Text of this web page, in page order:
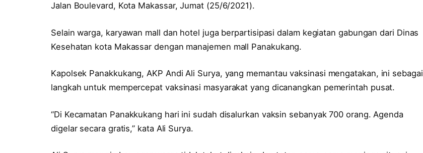
Jalan Boulevard, Kota Makassar, Jumat (25/6/2021).
Selain warga, karyawan mall dan hotel juga berpartisipasi dalam kegiatan gabungan dari Dinas
Kesehatan kota Makassar dengan manajemen mall Panakukang.
Kapolsek Panakkukang, AKP Andi Ali Surya, yang memantau vaksinasi mengatakan, ini sebagai
langkah untuk mempercepat vaksinasi masyarakat yang dicanangkan pemerintah pusat.
“Di Kecamatan Panakkukang hari ini sudah disalurkan vaksin sebanyak 700 orang. Agenda
digelar secara gratis,” kata Ali Surya.